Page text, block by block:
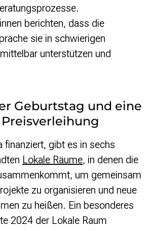
berichten, dass die
sie in schwierigen
unterstützen und
Geburtstag und eine
finanziert, gibt es in sechs
Lokale Räume, in denen die
um gemeinsam
zu organisieren und neue
zu heißen. Ein besonderes
2024 der Lokale Raum